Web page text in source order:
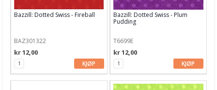
Kartong 12x12 inch
American Craft
Bazzill Bling
Bazzill: Dotted Swiss - Fireball
BAZ301322
kr 12,00
KJØP
Bazzill: Dotted Swiss - Plum
Pudding
T6699E
kr 12,00
KJØP